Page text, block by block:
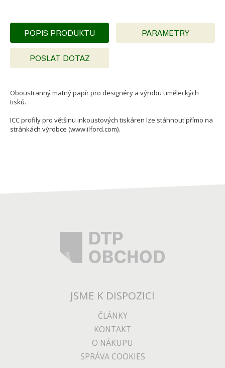
POPIS PRODUKTU PARAMETRY
POSLAT DOTAZ
Oboustranný matný papír pro designéry a výrobu uměleckých
tisků.
ICC profily pro většinu inkoustových tiskáren lze stáhnout přímo na
stránkách výrobce (www.ilford.com).
JSME K DISPOZICI
ČLÁNKY
KONTAKT
O NÁKUPU
SPRÁVA COOKIES